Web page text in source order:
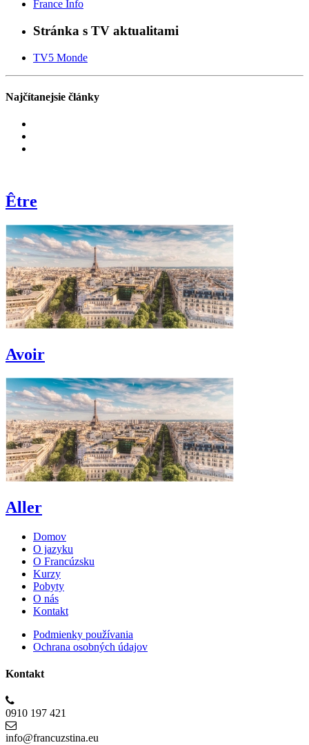
France Info
Stránka s TV aktualitami
TV5 Monde
Najčítanejsie články
Être
Avoir
Aller
Domov
O jazyku
O Francúzsku
Kurzy
Pobyty
O nás
Kontakt
Podmienky používania
Ochrana osobných údajov
Kontakt
0910 197 421
info@francuzstina.eu